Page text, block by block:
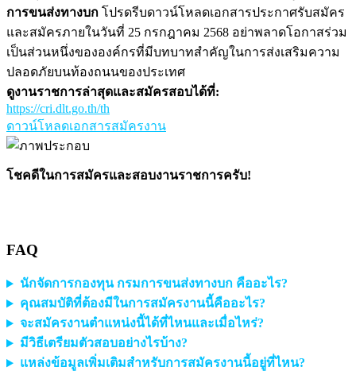
การขนส่งทางบก โปรดรีบดาวน์โหลดเอกสารประกาศรับสมัคร
และสมัครภายในวันที่ 25 กรกฎาคม 2568 อย่าพลาดโอกาสร่วม
เป็นส่วนหนึ่งขององค์กรที่มีบทบาทสำคัญในการส่งเสริมความ
ปลอดภัยบนท้องถนนของประเทศ
ดูงานราชการล่าสุดและสมัครสอบได้ที่:
https://cri.dlt.go.th/th
ดาวน์โหลดเอกสารสมัครงาน
โชคดีในการสมัครและสอบงานราชการครับ!
FAQ
นักจัดการกองทุน กรมการขนส่งทางบก คืออะไร?
คุณสมบัติที่ต้องมีในการสมัครงานนี้คืออะไร?
จะสมัครงานตำแหน่งนี้ได้ที่ไหนและเมื่อไหร่?
มีวิธีเตรียมตัวสอบอย่างไรบ้าง?
แหล่งข้อมูลเพิ่มเติมสำหรับการสมัครงานนี้อยู่ที่ไหน?